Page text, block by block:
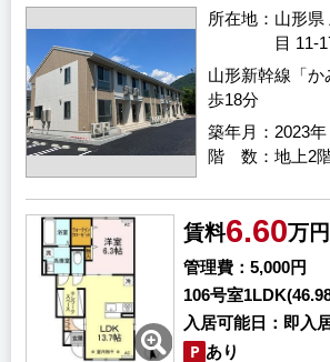
所在地
山形県
目 11-
築年月 2023年
山形新幹線「か
歩18分
階 数 地上2
賃料6.60万円
管理費
5,000円
106号室
入居可能日
即入
あり